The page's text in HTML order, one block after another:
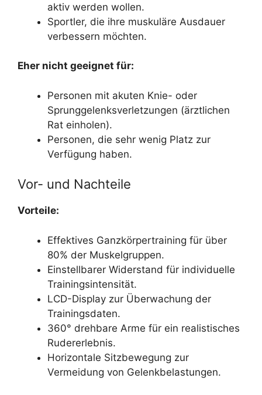
aktiv werden wollen.
Sportler, die ihre muskuläre Ausdauer
verbessern möchten.
Eher nicht geeignet für:
Personen mit akuten Knie- oder
Sprunggelenksverletzungen (ärztlichen
Rat einholen).
Personen, die sehr wenig Platz zur
Verfügung haben.
Vor- und Nachteile
Vorteile:
Effektives Ganzkörpertraining für über
80% der Muskelgruppen.
Einstellbarer Widerstand für individuelle
Trainingsintensität.
LCD-Display zur Überwachung der
Trainingsdaten.
360° drehbare Arme für ein realistisches
Rudererlebnis.
Horizontale Sitzbewegung zur
Vermeidung von Gelenkbelastungen.